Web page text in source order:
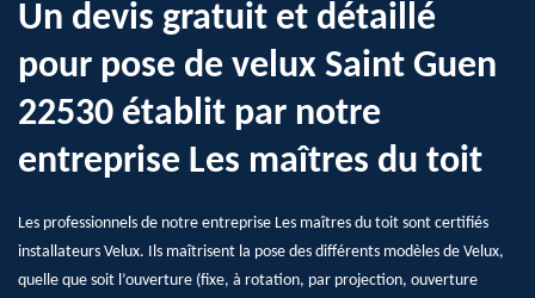
Un devis gratuit et détaillé
pour pose de velux Saint Guen
22530 établit par notre
entreprise Les maîtres du toit
Les professionnels de notre entreprise Les maîtres du toit sont certifiés
installateurs Velux. Ils maîtrisent la pose des différents modèles de Velux,
quelle que soit l’ouverture (fixe, à rotation, par projection, ouverture